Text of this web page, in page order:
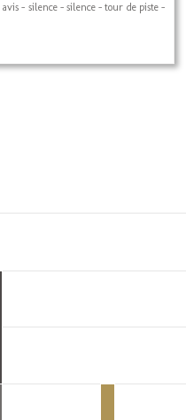
- silence - silence - tour de piste -